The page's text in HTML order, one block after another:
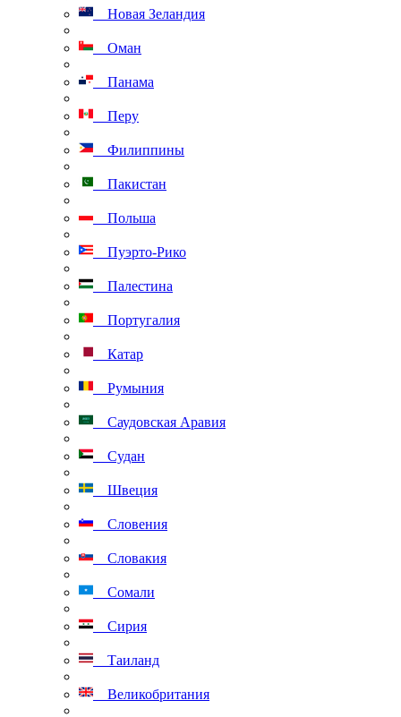
Новая Зеландия
Оман
Панама
Перу
Филиппины
Пакистан
Польша
Пуэрто-Рико
Палестина
Португалия
Катар
Румыния
Саудовская Аравия
Судан
Швеция
Словения
Словакия
Сомали
Сирия
Таиланд
Великобритания